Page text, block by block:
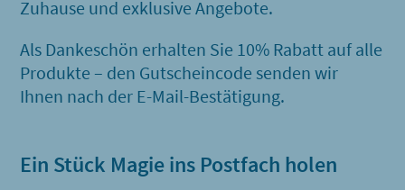
Zuhause und exklusive Angebote.
Als Dankeschön erhalten Sie 10% Rabatt auf alle
Produkte – den Gutscheincode senden wir
Ihnen nach der E-Mail-Bestätigung.
Ein Stück Magie ins Postfach holen